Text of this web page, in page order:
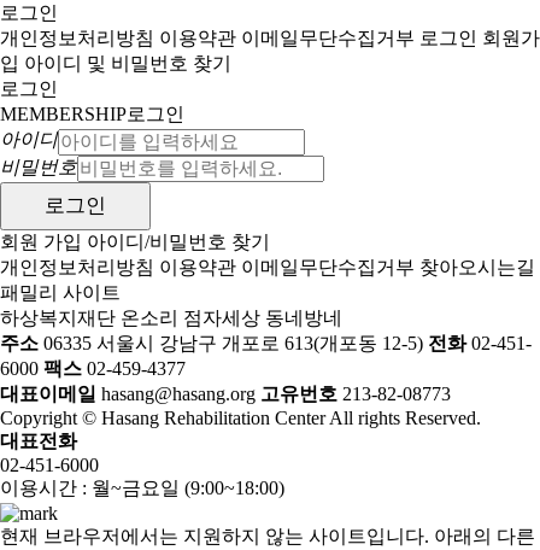
로그인
개인정보처리방침 이용약관 이메일무단수집거부 로그인 회원가
입 아이디 및 비밀번호 찾기
로그인
MEMBERSHIP로그인
아이디
비밀번호
회원 가입 아이디/비밀번호 찾기
개인정보처리방침 이용약관 이메일무단수집거부 찾아오시는길
패밀리 사이트
하상복지재단 온소리 점자세상 동네방네
주소 06335 서울시 강남구 개포로 613(개포동 12-5) 전화02-451-
6000 팩스 02-459-4377
대표이메일 hasang@hasang.org 고유번호 213-82-08773
Copyright © Hasang Rehabilitation Center All rights Reserved.
대표전화
02-451-6000
이용시간 : 월~금요일 (9:00~18:00)
현재 브라우저에서는 지원하지 않는 사이트입니다. 아래의 다른